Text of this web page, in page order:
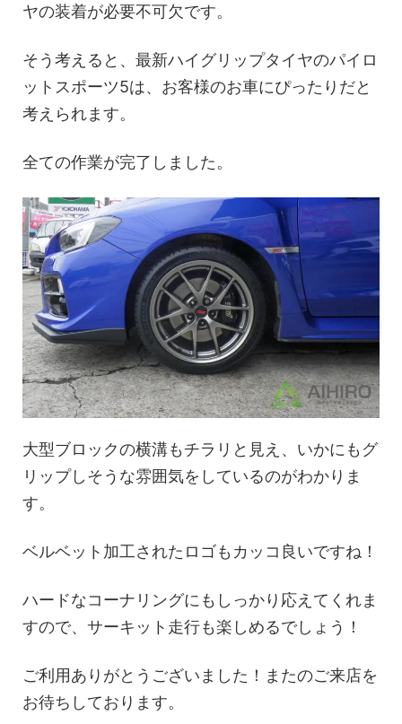
ヤの装着が必要不可欠です。
そう考えると、最新ハイグリップタイヤのパイロ
ットスポーツ5は、お客様のお車にぴったりだと
考えられます。
全ての作業が完了しました。
大型ブロックの横溝もチラリと見え、いかにもグ
リップしそうな雰囲気をしているのがわかりま
す。
ベルベット加工されたロゴもカッコ良いですね！
ハードなコーナリングにもしっかり応えてくれま
すので、サーキット走行も楽しめるでしょう！
ご利用ありがとうございました！またのご来店を
お待ちしております。